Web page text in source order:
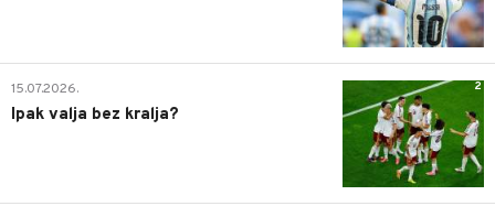
2
15.07.2026.
Ipak valja bez kralja?